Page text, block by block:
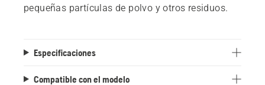
pequeñas partículas de polvo y otros residuos.
Especificaciones
Compatible con el modelo